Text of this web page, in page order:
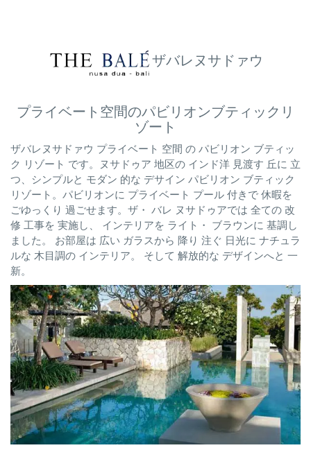
ザバレヌサドァウ
プライベート空間のパビリオンブティックリ
ゾート
ザバレヌサドァウ プライベート 空間 の パビリオン ブティッ
ク リゾート です。ヌサドゥア 地区の インド洋 見渡す 丘に 立
つ、シンプルと モダン 的な デサイン パビリオン ブティック
リゾート。パビリオンに プライベート プール 付きで 休暇を
ごゆっくり 過ごせます。ザ・ バレ ヌサドゥアでは 全ての 改
修 工事を 実施し、 インテリアを ライト・ ブラウンに 基調し
ました。 お部屋は 広い ガラスから 降り 注ぐ 日光に ナチュラ
ルな 木目調の インテリア。 そして 解放的な デザインへと 一
新。